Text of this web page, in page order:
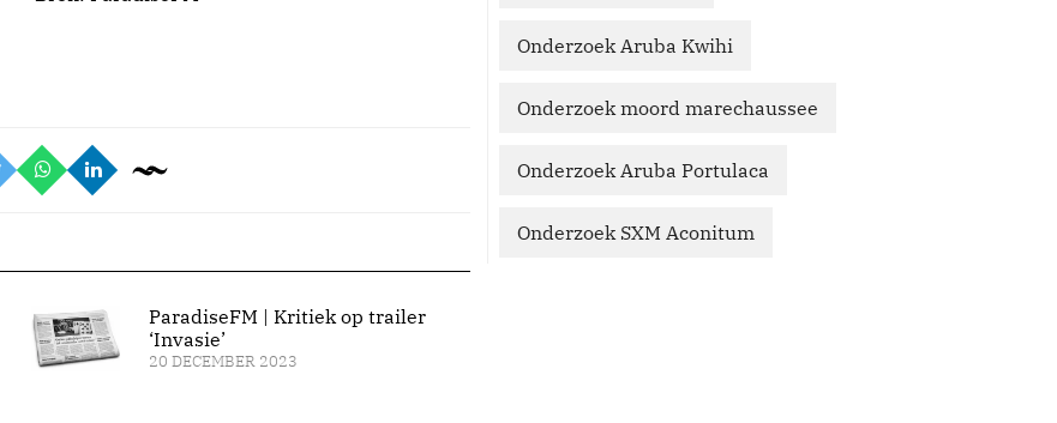
ParadiseFM | Kritiek op trailer
‘Invasie’
20 DECEMBER 2023
Onderzoek Aruba Kwihi
Onderzoek moord marechaussee
Onderzoek Aruba Portulaca
Onderzoek SXM Aconitum